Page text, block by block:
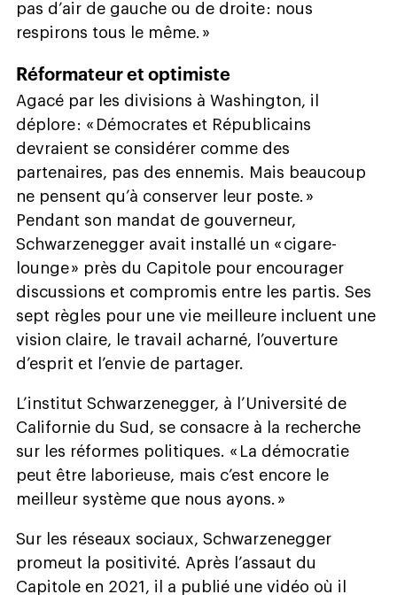
pas d’air de gauche ou de droite : nous
respirons tous le même. »
Réformateur et optimiste
Agacé par les divisions à Washington, il
déplore : « Démocrates et Républicains
devraient se considérer comme des
partenaires, pas des ennemis. Mais beaucoup
ne pensent qu’à conserver leur poste. »
Pendant son mandat de gouverneur,
Schwarzenegger avait installé un « cigare-
lounge » près du Capitole pour encourager
discussions et compromis entre les partis. Ses
sept règles pour une vie meilleure incluent une
vision claire, le travail acharné, l’ouverture
d’esprit et l’envie de partager.
L’institut Schwarzenegger, à l’Université de
Californie du Sud, se consacre à la recherche
sur les réformes politiques. « La démocratie
peut être laborieuse, mais c’est encore le
meilleur système que nous ayons. »
Sur les réseaux sociaux, Schwarzenegger
promeut la positivité. Après l’assaut du
Capitole en 2021, il a publié une vidéo où il